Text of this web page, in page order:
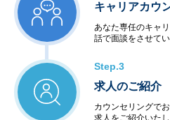
キャリアカウ
あなた専任のキャ
話で面談をさせてい
Step.3
求人のご紹介
カウンセリングで
求人をご紹介いたし